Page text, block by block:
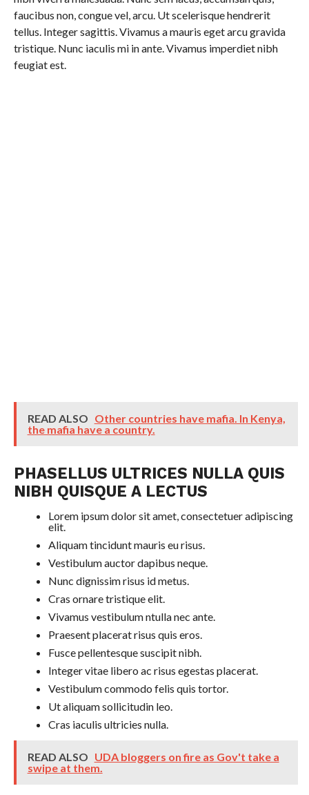
faucibus non, congue vel, arcu. Ut scelerisque hendrerit
tellus. Integer sagittis. Vivamus a mauris eget arcu gravida
tristique. Nunc iaculis mi in ante. Vivamus imperdiet nibh
feugiat est.
READ ALSO Other countries have mafia. In Kenya,
the mafia have a country.
PHASELLUS ULTRICES NULLA QUIS
NIBH QUISQUE A LECTUS
Lorem ipsum dolor sit amet, consectetuer adipiscing
elit.
Aliquam tincidunt mauris eu risus.
Vestibulum auctor dapibus neque.
Nunc dignissim risus id metus.
Cras ornare tristique elit.
Vivamus vestibulum ntulla nec ante.
Praesent placerat risus quis eros.
Fusce pellentesque suscipit nibh.
Integer vitae libero ac risus egestas placerat.
Vestibulum commodo felis quis tortor.
Ut aliquam sollicitudin leo.
Cras iaculis ultricies nulla.
READ ALSO UDA bloggers on fire as Gov't take a
swipe at them.